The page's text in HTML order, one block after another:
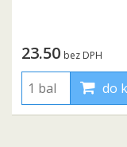
23.50 bez DPH
do